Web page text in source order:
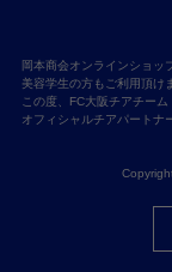
岡本商会オンラインショッ
美容学生の方もご利用頂け
この度、FC大阪チアチー
オフィシャルチアパートナ